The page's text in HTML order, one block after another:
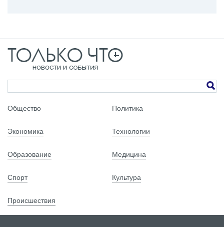
Общество Политика
Экономика Технологии
Образование Медицина
Спорт Культура
Происшествия